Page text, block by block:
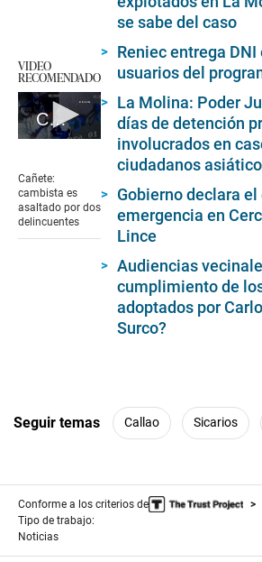
VIDEO
RECOMENDADO
Cañete: cambista es asaltado por dos delincuentes
of
1
minute,
48
Cañete:
cambista es
asaltado por dos
delincuentes
se sabe del caso
Reniec entrega
usuarios del
La Molina: Poder
días de detención
involucrados en
ciudadanos
Gobierno declara el
emergencia en
Lince
Audiencias
cumplimiento de
adoptados por
Surco?
Seguir temas Callao Sicarios
Conforme a los criterios de
Tipo de trabajo:
Noticias